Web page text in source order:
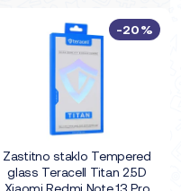
Zastitno staklo Tempered
glass Teracell Titan 2.5D
Xiaomi Redmi Note 13 Pro
-20%